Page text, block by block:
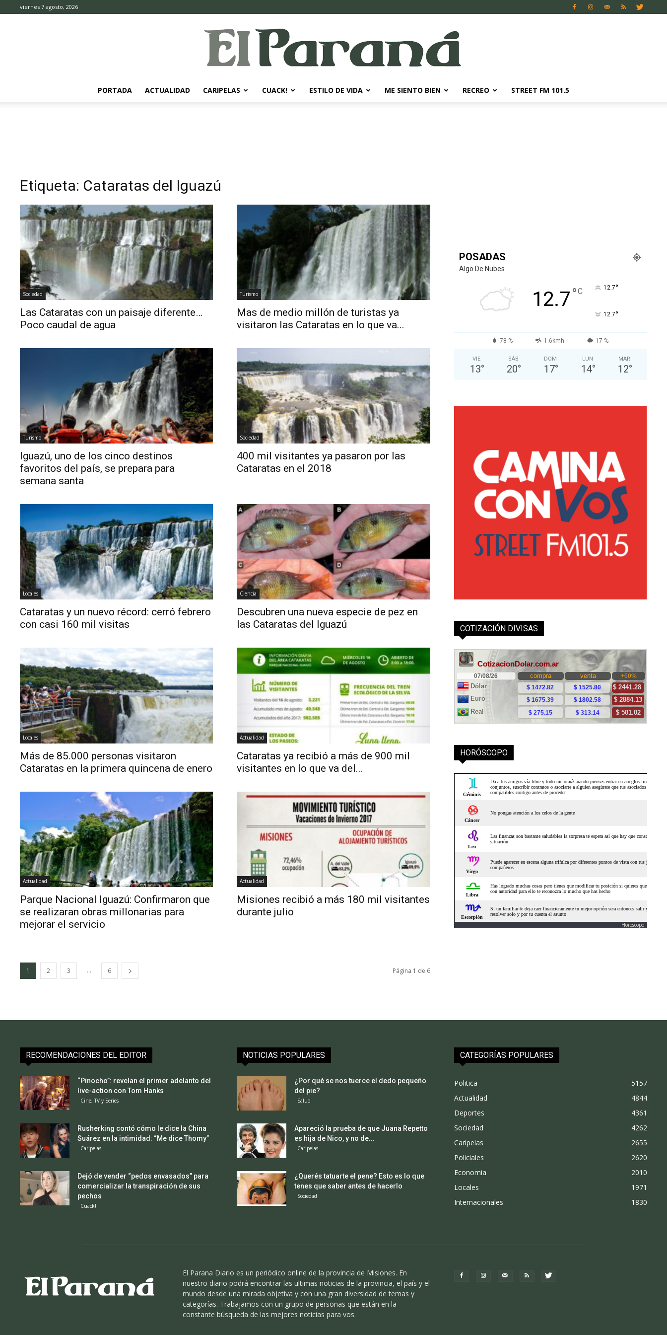
viernes 7 agosto, 2026
Diario
PORTADA ACTUALIDAD CARIPELAS CUACK! ESTILO DE VIDA ME SIENTO BIEN RECREO STREET FM 101.5
Etiqueta: Cataratas del Iguazú
Sociedad
Las Cataratas con un paisaje diferente…
Poco caudal de agua
Turismo
Mas de medio millón de turistas ya
visitaron las Cataratas en lo que va...
Turismo
Iguazú, uno de los cinco destinos
favoritos del país, se prepara para
semana santa
Sociedad
400 mil visitantes ya pasaron por las
Cataratas en el 2018
Locales
Cataratas y un nuevo récord: cerró febrero
con casi 160 mil visitas
Ciencia
Descubren una nueva especie de pez en
las Cataratas del Iguazú
Locales
Más de 85.000 personas visitaron
Cataratas en la primera quincena de enero
Actualidad
Cataratas ya recibió a más de 900 mil
visitantes en lo que va del...
Actualidad
Parque Nacional Iguazú: Confirmaron que
se realizaran obras millonarias para
mejorar el servicio
Actualidad
Misiones recibió a más 180 mil visitantes
durante julio
1 2 3 ... 6 Página 1 de 6
POSADAS
Algo De Nubes
12.7°C 12.7°
12.7°
78 % 1.6kmh 17 %
VIE
13°
SÁB
20°
DOM
17°
LUN
14°
MAR
12°
COTIZACIÓN DIVISAS
HORÓSCOPO
Horoscopo
RECOMENDACIONES DEL EDITOR
“Pinocho”: revelan el primer adelanto del
live-action con Tom Hanks
Cine, TV y Series
Rusherking contó cómo le dice la China
Suárez en la intimidad: “Me dice Thomy”
Caripelas
Dejó de vender “pedos envasados” para
comercializar la transpiración de sus
pechos
Cuack!
NOTICIAS POPULARES
¿Por qué se nos tuerce el dedo pequeño
del pie?
Salud
Apareció la prueba de que Juana Repetto
es hija de Nico, y no de...
Caripelas
¿Querés tatuarte el pene? Esto es lo que
tenes que saber antes de hacerlo
Sociedad
CATEGORÍAS POPULARES
Politica
5157
Actualidad
4844
Deportes
4361
Sociedad
4262
Caripelas
2655
Policiales
2620
Economia
2010
Locales
1971
Internacionales
1830
El Parana Diario es un periódico online de la provincia de Misiones. En
nuestro diario podrá encontrar las ultimas noticias de la provincia, el país y el
mundo desde una mirada objetiva y con una gran diversidad de temas y
categorías. Trabajamos con un grupo de personas que están en la
constante búsqueda de las mejores noticias para vos.